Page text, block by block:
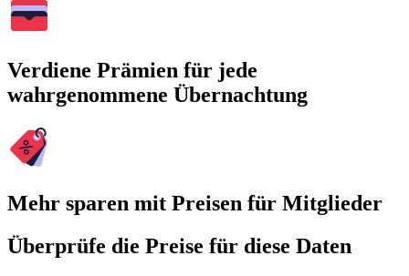
Verdiene Prämien für jede
wahrgenommene Übernachtung
Mehr sparen mit Preisen für Mitglieder
Überprüfe die Preise für diese Daten